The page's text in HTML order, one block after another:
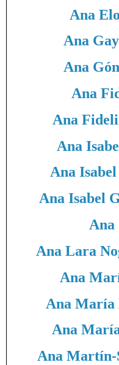
Ana
Ana
Ana
Ana
Ana
Ana
Ana
Ana Isabel
Ana
Ana Lara
Ana
Ana María
Ana
Ana Martín-